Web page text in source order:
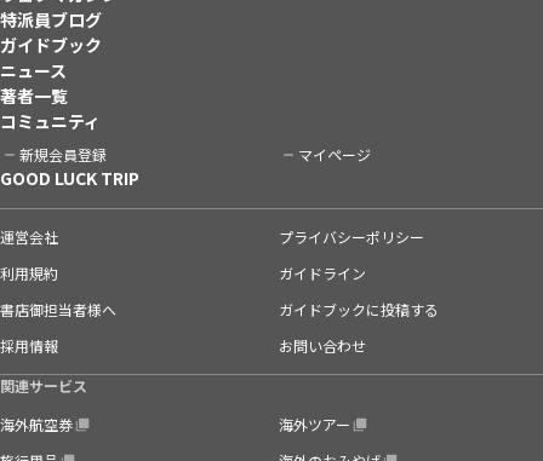
特派員ブログ
ガイドブック
ニュース
著者一覧
コミュニティ
新規会員登録 マイページ
GOOD LUCK TRIP
運営会社
プライバシーポリシー
利用規約
ガイドライン
書店御担当者様へ
ガイドブックに投稿する
採用情報
お問い合わせ
関連サービス
海外航空券
海外ツアー